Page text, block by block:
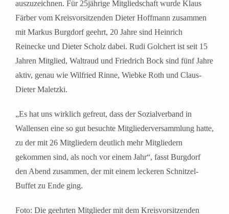
auszuzeichnen. Für 25jährige Mitgliedschaft wurde Klaus
Färber vom Kreisvorsitzenden Dieter Hoffmann zusammen
mit Markus Burgdorf geehrt, 20 Jahre sind Heinrich
Reinecke und Dieter Scholz dabei. Rudi Golchert ist seit 15
Jahren Mitglied, Waltraud und Friedrich Bock sind fünf Jahre
aktiv, genau wie Wilfried Rinne, Wiebke Roth und Claus-
Dieter Maletzki.
„Es hat uns wirklich gefreut, dass der Sozialverband in
Wallensen eine so gut besuchte Mitgliederversammlung hatte,
zu der mit 26 Mitgliedern deutlich mehr Mitgliedern
gekommen sind, als noch vor einem Jahr“, fasst Burgdorf
den Abend zusammen, der mit einem leckeren Schnitzel-
Buffet zu Ende ging.
Foto: Die geehrten Mitglieder mit dem Kreisvorsitzenden